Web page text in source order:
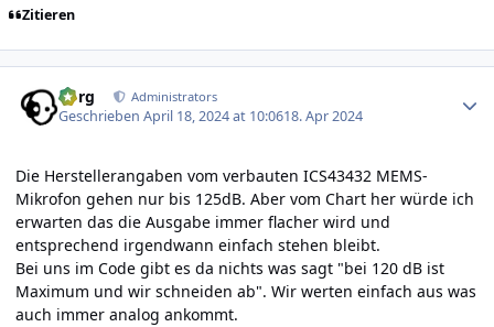
Zitieren
borg Administrators
GeschriebenApril 18, 2024 at 10:0618. Apr 2024
Die Herstellerangaben vom verbauten ICS43432 MEMS-
Mikrofon gehen nur bis 125dB. Aber vom Chart her würde ich
erwarten das die Ausgabe immer flacher wird und
entsprechend irgendwann einfach stehen bleibt.
Bei uns im Code gibt es da nichts was sagt "bei 120 dB ist
Maximum und wir schneiden ab". Wir werten einfach aus was
auch immer analog ankommt.